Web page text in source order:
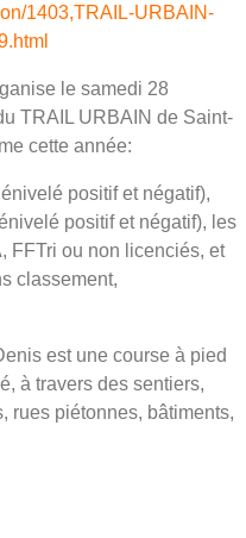
1403,TRAIL-URBAIN-
le samedi 28
TRAIL URBAIN de Saint-
cette année:
positif et négatif),
positif et négatif), les
FFTri ou non licenciés, et
classement,
est une course à pied
à travers des sentiers,
rues piétonnes, bâtiments,